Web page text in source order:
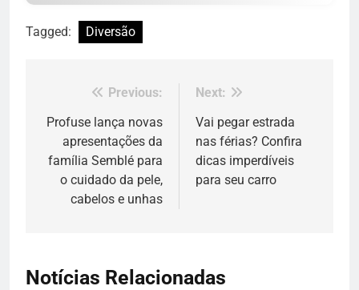
Tagged: Diversão
Navegação
de
Post
Previous:
Profuse lança novas
apresentações da
família Semblé para
o cuidado da pele,
cabelos e unhas
Next:
Vai pegar estrada
nas férias? Confira
dicas imperdíveis
para seu carro
Notícias Relacionadas